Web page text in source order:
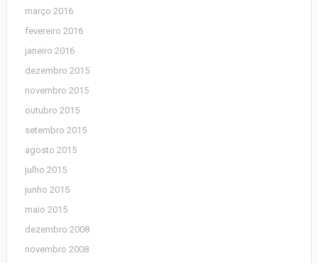
março 2016
fevereiro 2016
janeiro 2016
dezembro 2015
novembro 2015
outubro 2015
setembro 2015
agosto 2015
julho 2015
junho 2015
maio 2015
dezembro 2008
novembro 2008